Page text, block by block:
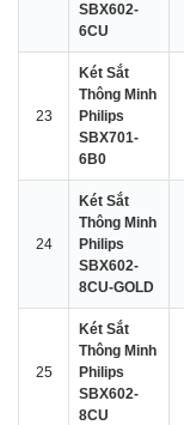
SBX602-
6CU
23
Két Sắt
Thông Minh
Philips
SBX701-
6B0
24
Két Sắt
Thông Minh
Philips
SBX602-
8CU-GOLD
25
Két Sắt
Thông Minh
Philips
SBX602-
8CU